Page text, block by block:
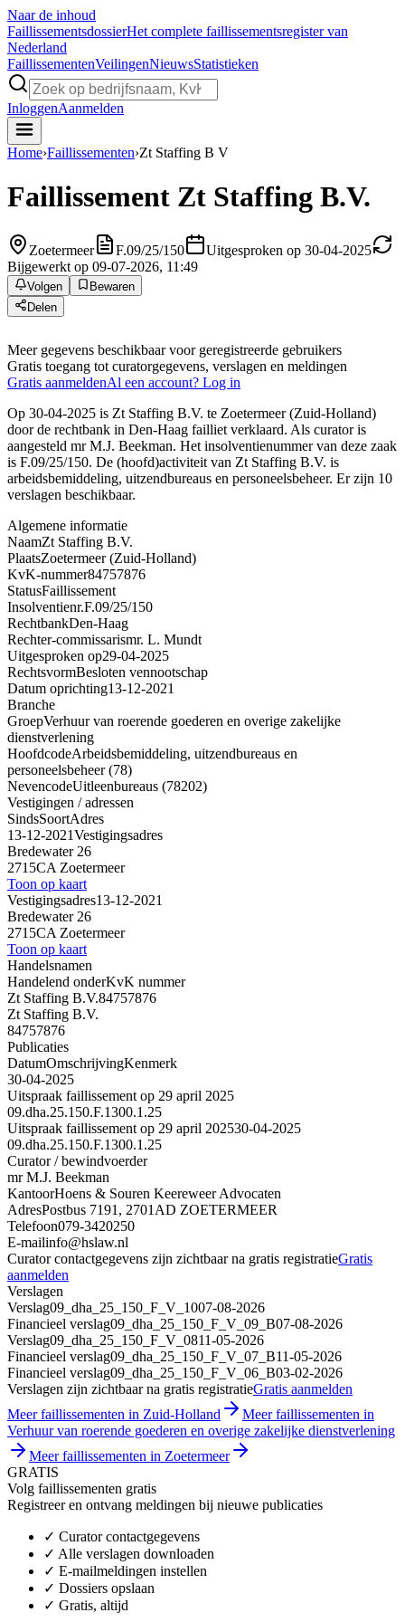
Naar de inhoud
FaillissementsdossierHet complete faillissementsregister van
Nederland
FaillissementenVeilingenNieuwsStatistieken
InloggenAanmelden
Home›Faillissementen›Zt Staffing B V
Faillissement Zt Staffing B.V.
Zoetermeer F.09/25/150
Uitgesproken op 30-04-2025
Bijgewerkt op 09-07-2026, 11:49
Volgen
Bewaren
Delen
Meer gegevens beschikbaar voor geregistreerde gebruikers
Gratis toegang tot curatorgegevens, verslagen en meldingen
Gratis aanmeldenAl een account? Log in
Op 30-04-2025 is Zt Staffing B.V. te Zoetermeer (Zuid-Holland)
door de rechtbank in Den-Haag failliet verklaard. Als curator is
aangesteld mr M.J. Beekman. Het insolventienummer van deze zaak
is F.09/25/150. De (hoofd)activiteit van Zt Staffing B.V. is
arbeidsbemiddeling, uitzendbureaus en personeelsbeheer. Er zijn 10
verslagen beschikbaar.
Algemene informatie
NaamZt Staffing B.V.
PlaatsZoetermeer (Zuid-Holland)
KvK-nummer84757876
StatusFaillissement
Insolventienr.F.09/25/150
RechtbankDen-Haag
Rechter-commissarismr. L. Mundt
Uitgesproken op29-04-2025
RechtsvormBesloten vennootschap
Datum oprichting13-12-2021
Branche
GroepVerhuur van roerende goederen en overige zakelijke
dienstverlening
HoofdcodeArbeidsbemiddeling, uitzendbureaus en
personeelsbeheer (78)
NevencodeUitleenbureaus (78202)
Vestigingen / adressen
SindsSoortAdres
13-12-2021Vestigingsadres
Bredewater 26
2715CA Zoetermeer
Toon op kaart
Vestigingsadres13-12-2021
Bredewater 26
2715CA Zoetermeer
Toon op kaart
Handelsnamen
Handelend onderKvK nummer
Zt Staffing B.V.84757876
Zt Staffing B.V.
84757876
Publicaties
DatumOmschrijvingKenmerk
30-04-2025
Uitspraak faillissement op 29 april 2025
09.dha.25.150.F.1300.1.25
Uitspraak faillissement op 29 april 202530-04-2025
09.dha.25.150.F.1300.1.25
Curator / bewindvoerder
mr M.J. Beekman
KantoorHoens & Souren Keereweer Advocaten
AdresPostbus 7191, 2701AD ZOETERMEER
Telefoon079-3420250
E-mailinfo@hslaw.nl
Curator contactgegevens zijn zichtbaar na gratis registratieGratis
aanmelden
Verslagen
Verslag09_dha_25_150_F_V_1007-08-2026
Financieel verslag09_dha_25_150_F_V_09_B07-08-2026
Verslag09_dha_25_150_F_V_0811-05-2026
Financieel verslag09_dha_25_150_F_V_07_B11-05-2026
Financieel verslag09_dha_25_150_F_V_06_B03-02-2026
Verslagen zijn zichtbaar na gratis registratieGratis aanmelden
Meer faillissementen in Zuid-Holland
Meer faillissementen in
Verhuur van roerende goederen en overige zakelijke dienstverlening
Meer faillissementen in Zoetermeer
GRATIS
Volg faillissementen gratis
Registreer en ontvang meldingen bij nieuwe publicaties
✓ Curator contactgegevens
✓ Alle verslagen downloaden
✓ E-mailmeldingen instellen
✓ Dossiers opslaan
✓ Gratis, altijd